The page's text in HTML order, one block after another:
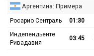
Аргентина: Примера
Росарио Сентраль 01:30
Индепендьенте
Ривадавия
03:45